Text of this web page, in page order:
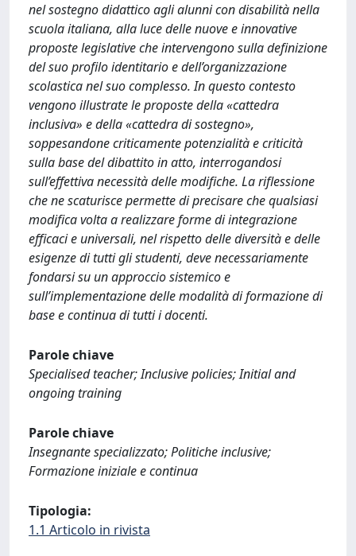
nel sostegno didattico agli alunni con disabilità nella
scuola italiana, alla luce delle nuove e innovative
proposte legislative che intervengono sulla definizione
del suo profilo identitario e dell’organizzazione
scolastica nel suo complesso. In questo contesto
vengono illustrate le proposte della «cattedra
inclusiva» e della «cattedra di sostegno»,
soppesandone criticamente potenzialità e criticità
sulla base del dibattito in atto, interrogandosi
sull’effettiva necessità delle modifiche. La riflessione
che ne scaturisce permette di precisare che qualsiasi
modifica volta a realizzare forme di integrazione
efficaci e universali, nel rispetto delle diversità e delle
esigenze di tutti gli studenti, deve necessariamente
fondarsi su un approccio sistemico e
sull’implementazione delle modalità di formazione di
base e continua di tutti i docenti.
Parole chiave
Specialised teacher; Inclusive policies; Initial and
ongoing training
Parole chiave
Insegnante specializzato; Politiche inclusive;
Formazione iniziale e continua
Tipologia:
1.1 Articolo in rivista